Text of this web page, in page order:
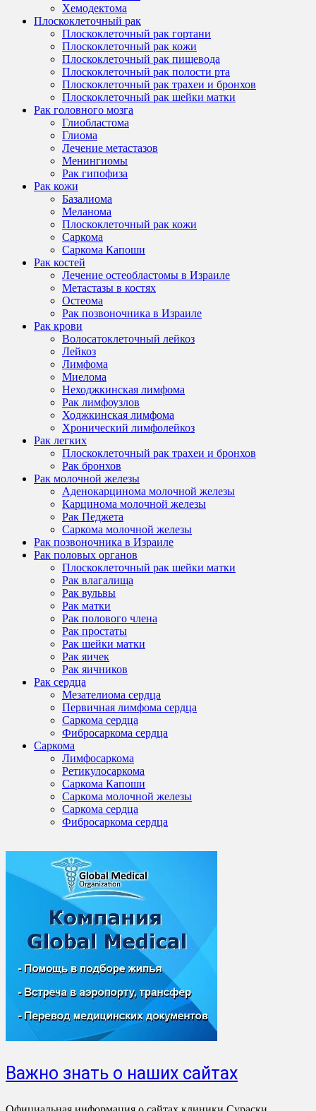
Хемодектома
Плоскоклеточный рак
Плоскоклеточный рак гортани
Плоскоклеточный рак кожи
Плоскоклеточный рак пищевода
Плоскоклеточный рак полости рта
Плоскоклеточный рак трахеи и бронхов
Плоскоклеточный рак шейки матки
Рак головного мозга
Глиобластома
Глиома
Лечение метастазов
Менингиомы
Рак гипофиза
Рак кожи
Базалиома
Меланома
Плоскоклеточный рак кожи
Саркома
Саркома Капоши
Рак костей
Лечение остеобластомы в Израиле
Метастазы в костях
Остеома
Рак позвоночника в Израиле
Рак крови
Волосатоклеточный лейкоз
Лейкоз
Лимфома
Миелома
Неходжкинская лимфома
Рак лимфоузлов
Ходжкинская лимфома
Хронический лимфолейкоз
Рак легких
Плоскоклеточный рак трахеи и бронхов
Рак бронхов
Рак молочной железы
Аденокарцинома молочной железы
Карцинома молочной железы
Рак Педжета
Саркома молочной железы
Рак позвоночника в Израиле
Рак половых органов
Плоскоклеточный рак шейки матки
Рак влагалища
Рак вульвы
Рак матки
Рак полового члена
Рак простаты
Рак шейки матки
Рак яичек
Рак яичников
Рак сердца
Мезателиома сердца
Первичная лимфома сердца
Саркома сердца
Фибросаркома сердца
Саркома
Лимфосаркома
Ретикулосаркома
Саркома Капоши
Саркома молочной железы
Саркома сердца
Фибросаркома сердца
Важно знать о наших сайтах